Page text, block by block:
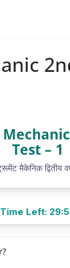
Test – 1
मैकेनिक द्वितीय
Time Left: